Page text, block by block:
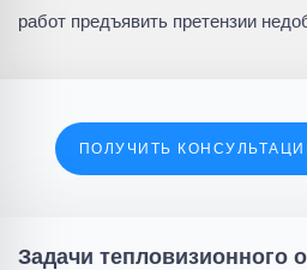
работ предъявить претензии
ПОЛУЧИТЬ
Задачи тепловизионного